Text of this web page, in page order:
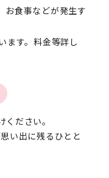
お食事などが発生す
ます。料金等詳し
ださい。
い出に残るひとと